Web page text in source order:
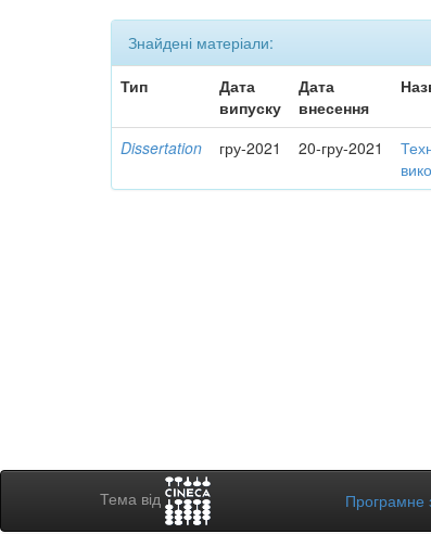
Знайдені матеріали:
Тип
Дата
випуску
Дата
внесення
Dissertation гру-2021 20-гру-2021
Тема від Програмне